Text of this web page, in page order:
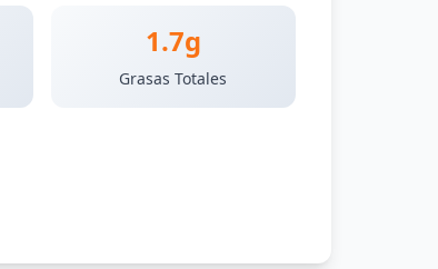
1.7g
Grasas Totales